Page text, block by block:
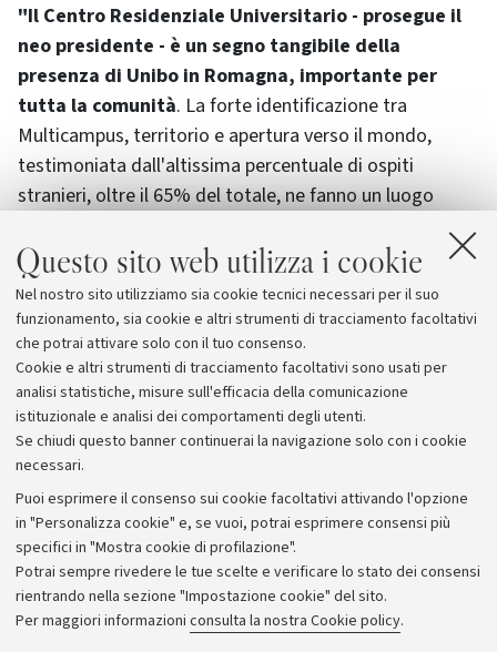
Questo sito web utilizza i cookie
Nel nostro sito utilizziamo sia cookie tecnici necessari per il suo
funzionamento, sia cookie e altri strumenti di tracciamento facoltativi
che potrai attivare solo con il tuo consenso.
Cookie e altri strumenti di tracciamento facoltativi sono usati per
analisi statistiche, misure sull'efficacia della comunicazione
istituzionale e analisi dei comportamenti degli utenti.
Se chiudi questo banner continuerai la navigazione solo con i cookie
necessari.
Puoi esprimere il consenso sui cookie facoltativi attivando l'opzione
in "Personalizza cookie" e, se vuoi, potrai esprimere consensi più
specifici in "Mostra cookie di profilazione".
Potrai sempre rivedere le tue scelte e verificare lo stato dei consensi
rientrando nella sezione "Impostazione cookie" del sito.
Per maggiori informazioni consulta la nostra Cookie policy.
"Il Centro Residenziale Universitario - prosegue il
neo presidente - è un segno tangibile della
presenza di Unibo in Romagna, importante per
tutta la comunità. La forte identificazione tra
Multicampus, territorio e apertura verso il mondo,
testimoniata dall'altissima percentuale di ospiti
stranieri, oltre il 65% del totale, ne fanno un luogo
Qualunque siano le sfide che il futuro vorrà porci -
conclude - continueremo su questa strada,
consolidando il forte ruolo della struttura all'interno di
Unibo".
Archivio
Comunicati stampa
Redazione
Rassegna stampa